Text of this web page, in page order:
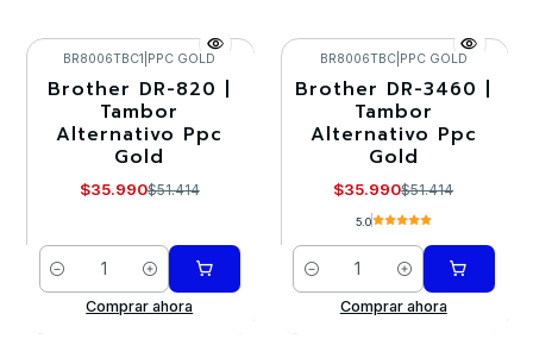
-30%
BR8006TBC1 PPC GOLD
Brother DR-820 |
Tambor
Alternativo Ppc
Gold
$35.990$51.414
Cantidad
Comprar ahora
-30%
BR8006TBC| PPC GOLD
Brother DR-3460 |
Tambor
Alternativo Ppc
Gold
$35.990$51.414
5.0
Cantidad
Comprar ahora